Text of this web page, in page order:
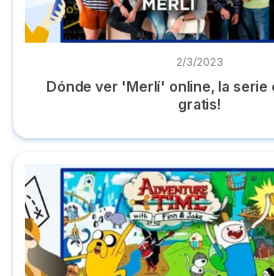
2/3/2023
Dónde ver 'Merlí' online, la serie
gratis!
Dónde ver 'Hora de aventuras' en